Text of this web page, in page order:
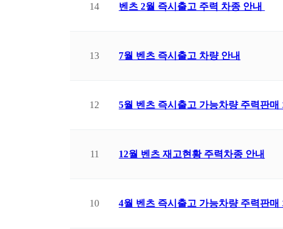
14 벤츠 2월 즉시출고 주력 차종 안내
13 7월 벤츠 즉시출고 차량 안내
12 5월 벤츠 즉시출고 가능차량 주력판매
11 12월 벤츠 재고현황 주력차종 안내
10 4월 벤츠 즉시출고 가능차량 주력판매